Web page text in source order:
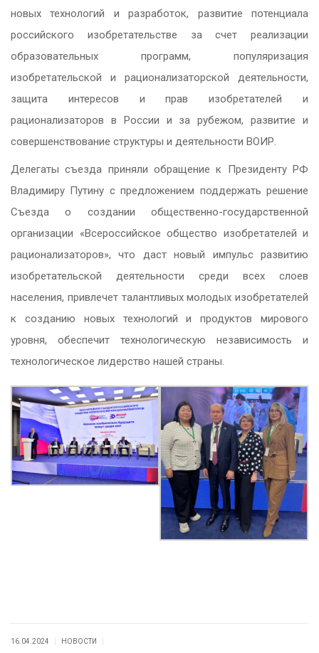
новых технологий и разработок, развитие потенциала
российского изобретательстве за счет реализации
образовательных программ, популяризация
изобретательской и рационализаторской деятельности,
защита интересов и прав изобретателей и
рационализаторов в России и за рубежом, развитие и
совершенствование структуры и деятельности ВОИР.
Делегаты съезда приняли обращение к Президенту РФ
Владимиру Путину с предложением поддержать решение
Съезда о создании общественно-государственной
организации «Всероссийское общество изобретателей и
рационализаторов», что даст новый импульс развитию
изобретательской деятельности среди всех слоев
населения, привлечет талантливых молодых изобретателей
к созданию новых технологий и продуктов мирового
уровня, обеспечит технологическую независимость и
технологическое лидерство нашей страны.
16.04.2024 НОВОСТИ